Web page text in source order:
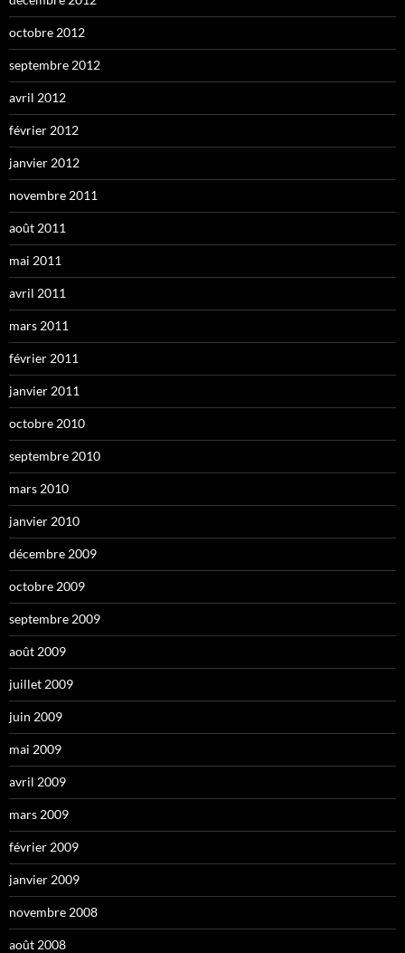
octobre 2012
septembre 2012
avril 2012
février 2012
janvier 2012
novembre 2011
août 2011
mai 2011
avril 2011
mars 2011
février 2011
janvier 2011
octobre 2010
septembre 2010
mars 2010
janvier 2010
décembre 2009
octobre 2009
septembre 2009
août 2009
juillet 2009
juin 2009
mai 2009
avril 2009
mars 2009
février 2009
janvier 2009
novembre 2008
août 2008